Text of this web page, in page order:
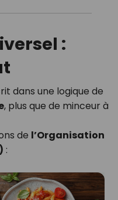
:
dans une logique de
, plus que de minceur à
de l’Organisation
: